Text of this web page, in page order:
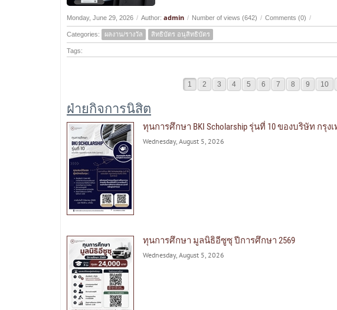
Monday, June 29, 2026 / Author: admin / Number of views (642) / Comments (0) /
Categories: ผลงาน/รางวัล สิทธิบัตร อนุสิทธิบัตร
Tags:
1 2 3 4 5 6 7 8 9 10
ฝ่ายกิจการนิสิต
ทุนการศึกษา BKI Scholarship รุ่นที่ 10 ของบริษัท กรุ
Wednesday, August 5, 2026
ทุนการศึกษา มูลนิธิอีซูซุ ปีการศึกษา 2569
Wednesday, August 5, 2026